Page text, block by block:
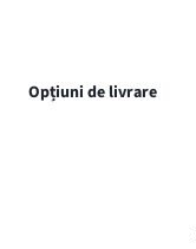
Opțiuni de livrare